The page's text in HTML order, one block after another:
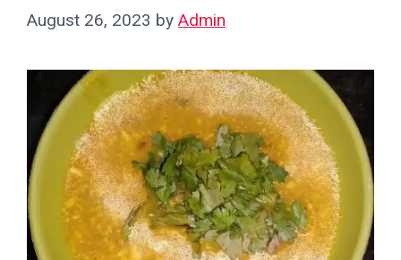
August 26, 2023 by Admin